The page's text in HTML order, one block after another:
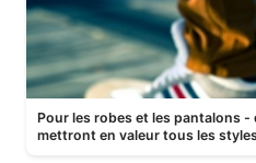
Pour les robes et les pantalons -
mettront en valeur tous les